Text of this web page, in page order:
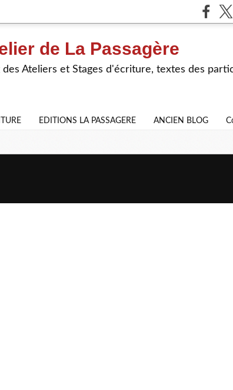
de La Passagère
des Ateliers et Stages d'écriture, textes des
EDITIONS LA PASSAGERE ANCIEN BLOG